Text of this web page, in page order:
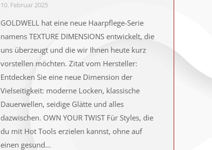
10. Februar 2025
GOLDWELL hat eine neue Haarpflege-Serie
namens TEXTURE DIMENSIONS entwickelt, die
uns überzeugt und die wir Ihnen heute kurz
vorstellen möchten. Zitat vom Hersteller:
Entdecken Sie eine neue Dimension der
Vielseitigkeit: moderne Locken, klassische
Dauerwellen, seidige Glätte und alles
dazwischen. OWN YOUR TWIST Für Styles, die
du mit Hot Tools erzielen kannst, ohne auf
einen gesund…